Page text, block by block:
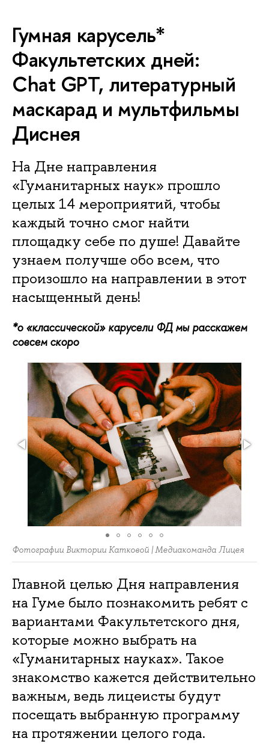
Гумная карусель*
Факультетских дней:
Chat GPT, литературный
маскарад и мультфильмы
Диснея
На Дне направления
«Гуманитарных наук» прошло
целых 14 мероприятий, чтобы
каждый точно смог найти
площадку себе по душе! Давайте
узнаем получше обо всем, что
произошло на направлении в этот
насыщенный день!
*о «классической» карусели ФД мы расскажем
совсем скоро
Фотографии Виктории Катковой | Медиакоманда Лицея
Главной целью Дня направления
на Гуме было познакомить ребят с
вариантами Факультетского дня,
которые можно выбрать на
«Гуманитарных науках». Такое
знакомство кажется действительно
важным, ведь лицеисты будут
посещать выбранную программу
на протяжении целого года.